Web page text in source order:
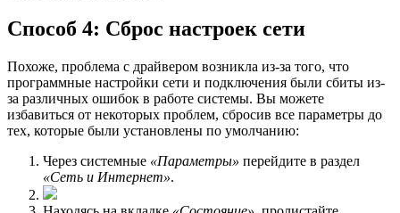
Способ 4: Сброс настроек сети
Похоже, проблема с драйвером возникла из-за того, что
программные настройки сети и подключения были сбиты из-
за различных ошибок в работе системы. Вы можете
избавиться от некоторых проблем, сбросив все параметры до
тех, которые были установлены по умолчанию:
Через системные «Параметры» перейдите в раздел
«Сеть и Интернет».